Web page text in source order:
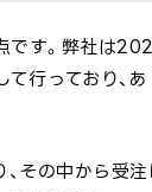
です。弊社は
行っており、あ
その中から受注